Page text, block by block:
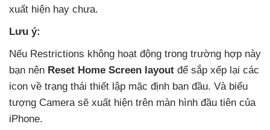
xuất hiện hay chưa.
Lưu ý:
Nếu Restrictions không hoạt động trong trường hợp này
bạn nên Reset Home Screen layout để sắp xếp lại các
icon về trạng thái thiết lập mặc định ban đầu. Và biểu
tượng Camera sẽ xuất hiện trên màn hình đầu tiên của
iPhone.